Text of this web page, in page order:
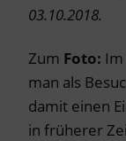
03.10.2018.
Zum Foto:
man als
damit einen
in früherer